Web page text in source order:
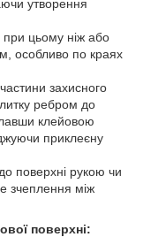
утворення
при цьому ніж або
особливо по краях
захисного
ребром до
клейовою
приклеєну
поверхні рукою чи
зчеплення між
поверхні: